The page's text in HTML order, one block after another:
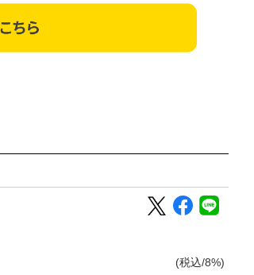
(税込/8%)